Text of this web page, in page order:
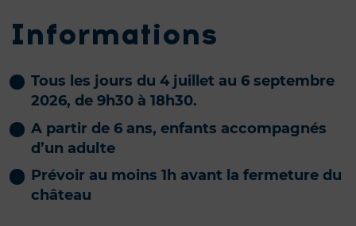
Informations
Tous les jours du 4 juillet au 6 septembre
2026, de 9h30 à 18h30.
A partir de 6 ans, enfants accompagnés
d’un adulte
Prévoir au moins 1h avant la fermeture du
château